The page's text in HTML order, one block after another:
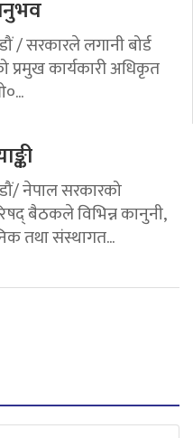
/ सरकारले लगानी बोर्ड
प्रमुख कार्यकारी अधिकृत
नेपाल सरकारको
बैठकले विभिन्न कानुनी,
तथा संस्थागत...